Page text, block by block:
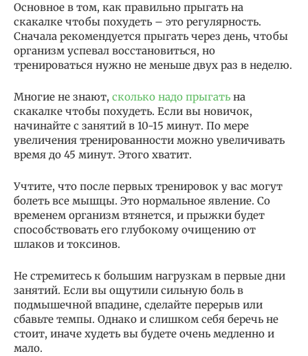
Основное в том, как правильно прыгать на
скакалке чтобы похудеть – это регулярность.
Сначала рекомендуется прыгать через день, чтобы
организм успевал восстановиться, но
тренироваться нужно не меньше двух раз в неделю.
Многие не знают, сколько надо прыгать на
скакалке чтобы похудеть. Если вы новичок,
начинайте с занятий в 10-15 минут. По мере
увеличения тренированности можно увеличивать
время до 45 минут. Этого хватит.
Учтите, что после первых тренировок у вас могут
болеть все мышцы. Это нормальное явление. Со
временем организм втянется, и прыжки будет
способствовать его глубокому очищению от
шлаков и токсинов.
Не стремитесь к большим нагрузкам в первые дни
занятий. Если вы ощутили сильную боль в
подмышечной впадине, сделайте перерыв или
сбавьте темпы. Однако и слишком себя беречь не
стоит, иначе худеть вы будете очень медленно и
мало.